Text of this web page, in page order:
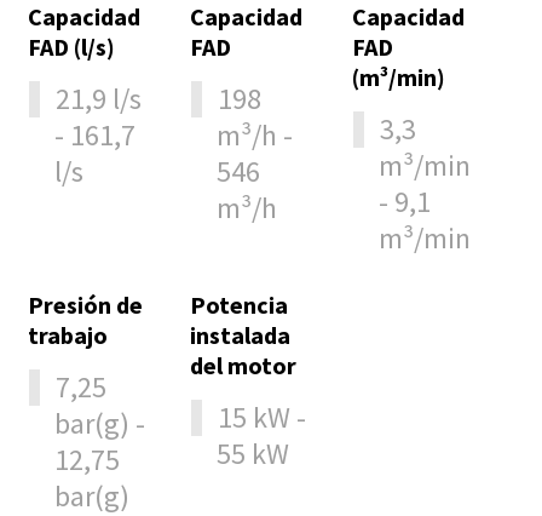
eficiente
Reducción de la huella de carbono para una producción
ecológica: todo lo que necesita saber
Obtenga más información
Capacidad
FAD (l/s)
21,9 l/s
- 161,7
l/s
Capacidad
FAD
198
m³/h -
546
m³/h
Capacidad
FAD
(m³/min)
3,3
m³/min
- 9,1
m³/min
Presión de
trabajo
7,25
bar(g) -
12,75
bar(g)
Potencia
instalada
del motor
15 kW -
55 kW